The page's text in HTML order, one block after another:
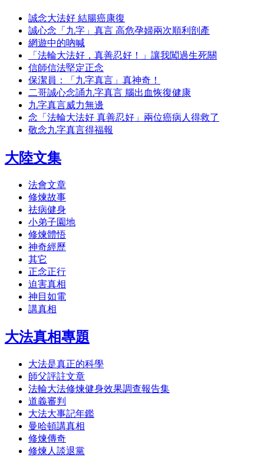
誠念大法好 結腸癌康復
誠心念「九字」真言 高危孕婦兩次順利剖產
網遊中的吶喊
「法輪大法好，真善忍好！」讓我闖過生死關
信師信法堅定正念
保潔員：「九字真言」真神奇！
二哥誠心念誦九字真言 腦出血恢復健康
九字真言威力無邊
念「法輪大法好 真善忍好」兩位癌病人得救了
敬念九字真言得福報
大陸文集
法會文章
修煉故事
祛病健身
小弟子園地
修煉體悟
神奇經歷
其它
正念正行
迫害真相
神目如電
講真相
大法真相專題
大法是真正的科學
師父評註文章
法輪大法修煉健身效果調查報告集
道義審判
大法大事記年鑑
曼哈頓講真相
修煉傳奇
修煉人談退黨